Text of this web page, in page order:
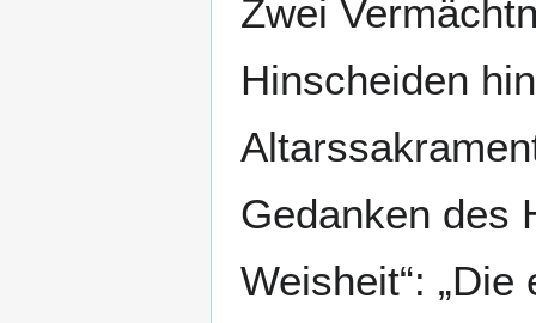
Zwei
Hinscheiden
Gedanken des
Weisheit“: